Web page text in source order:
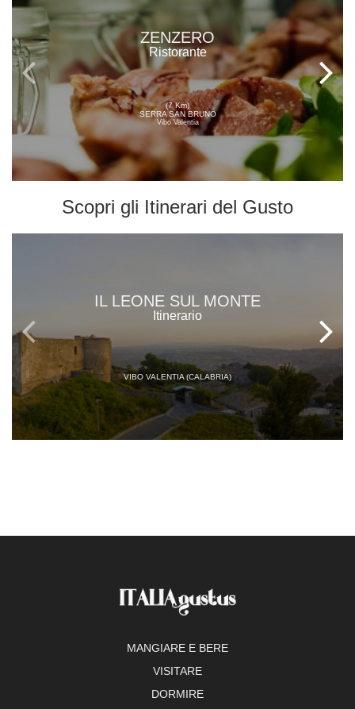
ZENZERO
Ristorante
(7 Km)
SERRA SAN BRUNO
Vibo Valentia
Scopri gli Itinerari del Gusto
IL LEONE SUL MONTE
Itinerario
VIBO VALENTIA (CALABRIA)
MANGIARE E BERE
VISITARE
DORMIRE